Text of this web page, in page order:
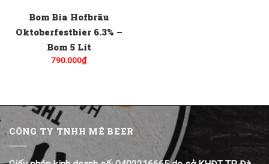
Bom Bia Hofbräu
Oktoberfestbier 6.3% –
Bom 5 Lít
790.000₫
CÔNG TY TNHH MÊ BEER